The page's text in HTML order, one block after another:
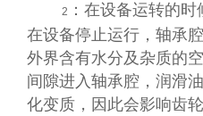
2
：在设备运转的
在设备停止运行，轴承
外界含有水分及杂质的
间隙进入轴承腔，润滑
化变质，因此会影响齿